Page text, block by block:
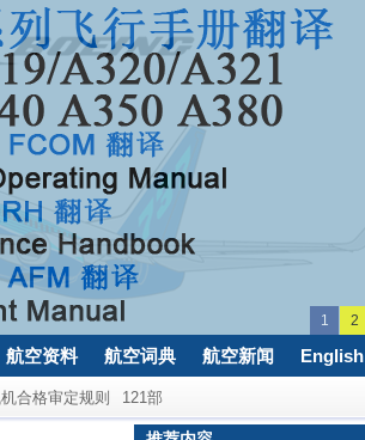
1 2
航空资料 航空词典 航空新闻 English
合格审定规则 121部